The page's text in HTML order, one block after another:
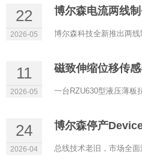
22
2026-05
11
2026-05
磁致伸缩位移传
24
2026-04